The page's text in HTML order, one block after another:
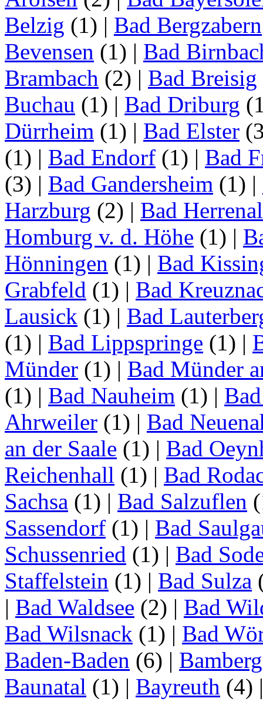
Belzig (1) | Bad Bergzabern
Bevensen (1) | Bad
Brambach (2) | Bad Breisig
Buchau (1) | Bad Driburg
Dürrheim (1) | Bad Elster
(1) | Bad Endorf (1) | Bad
(3) | Bad Gandersheim (1) |
Harzburg (2) | Bad
Homburg v. d. Höhe (1) |
Hönningen (1) | Bad
Grabfeld (1) | Bad
Lausick (1) | Bad
(1) | Bad Lippspringe (1) |
Münder (1) | Bad Münder
(1) | Bad Nauheim (1) |
Ahrweiler (1) | Bad
an der Saale (1) | Bad
Reichenhall (1) | Bad
Sachsa (1) | Bad Salzuflen
Sassendorf (1) | Bad
Schussenried (1) | Bad
Staffelstein (1) | Bad Sulza
| Bad Waldsee (2) | Bad
Bad Wilsnack (1) | Bad
Baden-Baden (6) | Bamberg
Baunatal (1) | Bayreuth (4)